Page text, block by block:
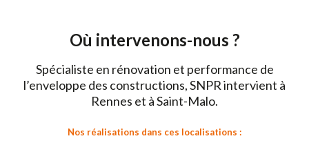
Où intervenons-nous ?
Spécialiste en rénovation et performance de
l’enveloppe des constructions, SNPR intervient à
Rennes et à Saint-Malo.
Nos réalisations dans ces localisations :